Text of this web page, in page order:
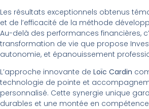
Les résultats exceptionnels obtenus
et de l’efficacité de la méthode
Au-delà des performances financières,
transformation de vie que propose
autonomie, et épanouissement
L’approche innovante de Loïc Cardin
technologie de pointe et
personnalisé. Cette synergie unique
durables et une montée en